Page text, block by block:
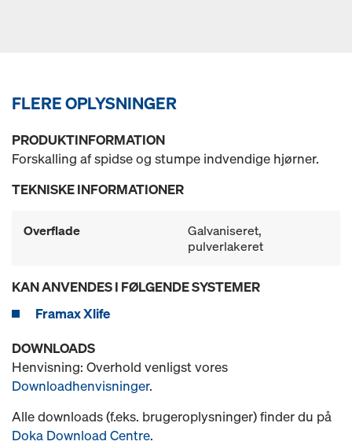
FLERE OPLYSNINGER
PRODUKTINFORMATION
Forskalling af spidse og stumpe indvendige hjørner.
TEKNISKE INFORMATIONER
Overflade
Galvaniseret,
pulverlakeret
KAN ANVENDES I FØLGENDE SYSTEMER
Framax Xlife
DOWNLOADS
Henvisning: Overhold venligst vores
Downloadhenvisninger.
Alle downloads (f.eks. brugeroplysninger) finder du på
Doka Download Centre.